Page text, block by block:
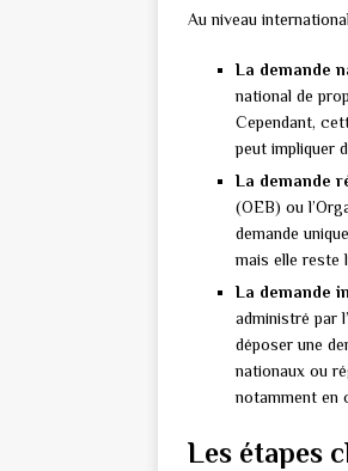
Au niveau
La demande
national de
Cependant,
peut impliquer
La demande
(OEB) ou
demande
mais elle reste
La demande
administré par
déposer une
nationaux ou
notamment en
Les étapes